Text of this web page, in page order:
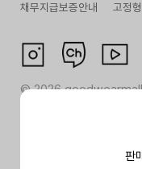
판
채무지급보증안내
고정
©2026